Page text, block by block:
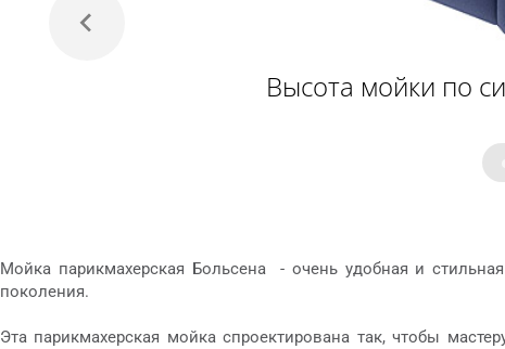
Высота мойки по
Мойка парикмахерская Больсена - очень удобная и
поколения.
Эта парикмахерская мойка спроектирована так, чтобы